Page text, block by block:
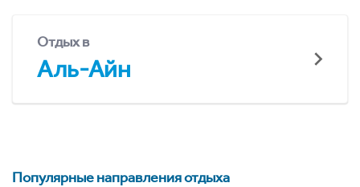
Отдых в
Аль-Айн
Популярные направления отдыха